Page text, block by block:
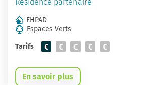
EHPAD
Espaces Verts
Tarifs
En savoir plus